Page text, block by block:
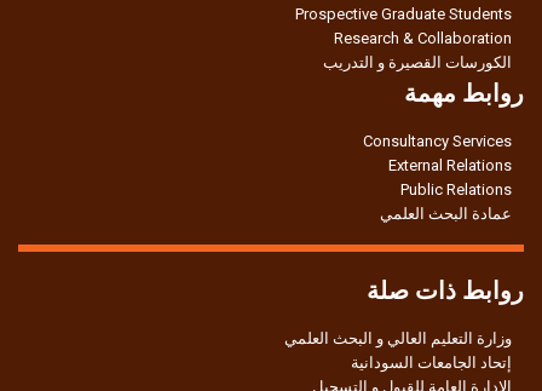
Prospective Graduate Students
Research & Collaboration
الكورسات القصيرة و التدريب
روابط مهمة
Consultancy Services
External Relations
Public Relations
عمادة البحث العلمي
روابط ذات صلة
وزارة التعليم العالي و البحث العلمي
إتحاد الجامعات السودانية
الإدارة العامة للقبول و التسجيل